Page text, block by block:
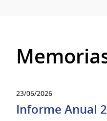
23/06/2026
Informe Anual